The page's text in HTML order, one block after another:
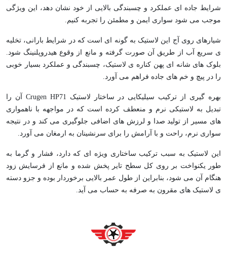
شرایط جاده ای عملکرد و چسبندگی بالایی از خود نشان دهد، این ویژگی
موجب می شود سواری ایمن و مطمئن را تجربه کنیم.
شیارهای روی آج این لاستیک به گونه ای است که در شرایط بارانی، تخلیه
ی سریع آب از طریق آن صورت گرفته و مانع از وقوع هیدروپلنینگ شود.
بلوک های شانه ای پهن کناره ی لاستیک، چسبندگی و عملکرد بسیار خوبی
را در پیچ و خم های جاده فراهم می آورد.
بهره گیری از ترکیب سیلیکایی در ساختار لاستیک Crugen HP71 آن را
تبدیل به لاستیکی نرم و منعطف کرده است که در مواجهه با ناهمواری
های مسیر از تولید صدا و لرزش های اضافی جلوگیری می کند و در نتیجه
سواری نرم، راحت و با آرامش را برای سرنشینان به ارمغان می آورد.
این لاستیک به سبب ترکیب ساختاری ویژه ای که دارد، فشار و گرما به
طور یکنواخت بر روی کل سطح تایر پخش شده و مانع از فرسایش زود
هنگام آن می شود، بنابراین از طول عمر بالایی برخوردار بوده و جزو دسته
ی لاستیک های مقرون به صرفه به حساب می آید.